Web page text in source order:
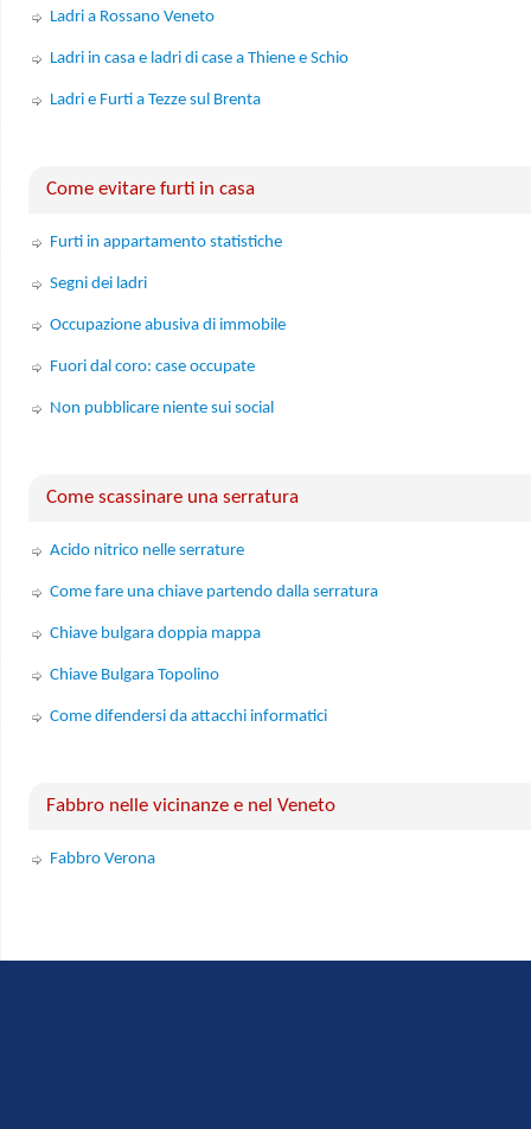
Ladri a Rossano Veneto
Ladri in casa e ladri di case a Thiene e Schio
Ladri e Furti a Tezze sul Brenta
Come evitare furti in casa
Furti in appartamento statistiche
Segni dei ladri
Occupazione abusiva di immobile
Fuori dal coro: case occupate
Non pubblicare niente sui social
Come scassinare una serratura
Acido nitrico nelle serrature
Come fare una chiave partendo dalla serratura
Chiave bulgara doppia mappa
Chiave Bulgara Topolino
Come difendersi da attacchi informatici
Fabbro nelle vicinanze e nel Veneto
Fabbro Verona